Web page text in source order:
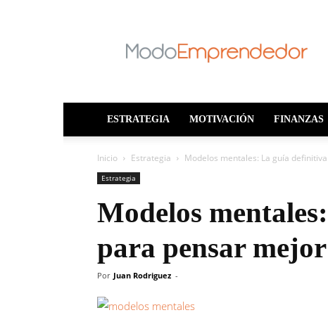
ESTRATEGIA MOTIVACIÓN FINANZAS
Inicio Estrategia Modelos mentales: La guía
Estrategia
Modelos
para pensar
Por Juan Rodriguez -